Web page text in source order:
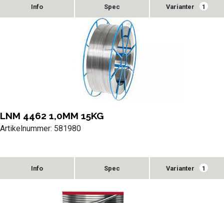
Varianter 1
LNM 4462 1,0MM 15KG
Artikelnummer: 581980
Varianter 1